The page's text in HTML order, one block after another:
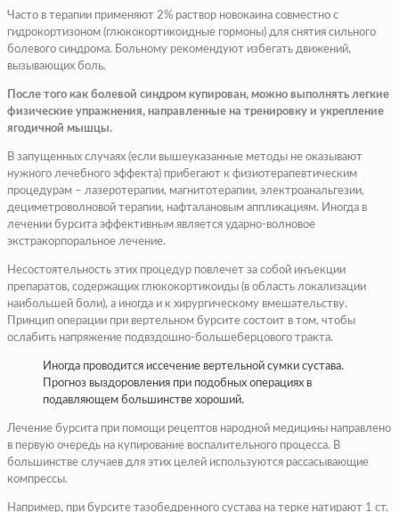
Часто в терапии применяют 2% раствор новокаина совместно с
гидрокортизоном (глюкокортикоидные гормоны) для снятия сильного
болевого синдрома. Больному рекомендуют избегать движений,
вызывающих боль.
После того как болевой синдром купирован, можно выполнять легкие
физические упражнения, направленные на тренировку и укрепление
ягодичной мышцы.
В запущенных случаях (если вышеуказанные методы не оказывают
нужного лечебного эффекта) прибегают к физиотерапевтическим
процедурам – лазеротерапии, магнитотерапии, электроанальгезии,
дециметроволновой терапии, нафталановым аппликациям. Иногда в
лечении бурсита эффективным является ударно-волновое
экстракорпоральное лечение.
Несостоятельность этих процедур повлечет за собой инъекции
препаратов, содержащих глюкокортикоиды (в область локализации
наибольшей боли), а иногда и к хирургическому вмешательству.
Принцип операции при вертельном бурсите состо­ит в том, чтобы
ослабить напряжение подвздошно-большеберцового тракта.
Иногда проводится иссечение вертельной сумки сустава.
Прогноз выздоровления при подобных операциях в
подавляющем большинстве хороший.
Лечение бурсита при помощи рецептов народной медицины направлено
в первую очередь на купирование воспалительного процесса. В
большинстве случаев для этих целей используются рассасывающие
компрессы.
Например, при бурсите тазобедренного сустава на терке натирают 1 ст.